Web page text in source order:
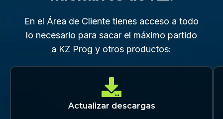
En el Área de Cliente tienes acceso a todo
lo necesario para sacar el máximo partido
a KZ Prog y otros productos:
Actualizar descargas